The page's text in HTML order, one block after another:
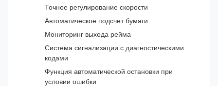
Точное регулирование скорости
Автоматическое подсчет бумаги
Мониторинг выхода рейма
Система сигнализации с диагностическими
кодами
Функция автоматической остановки при
условии ошибки